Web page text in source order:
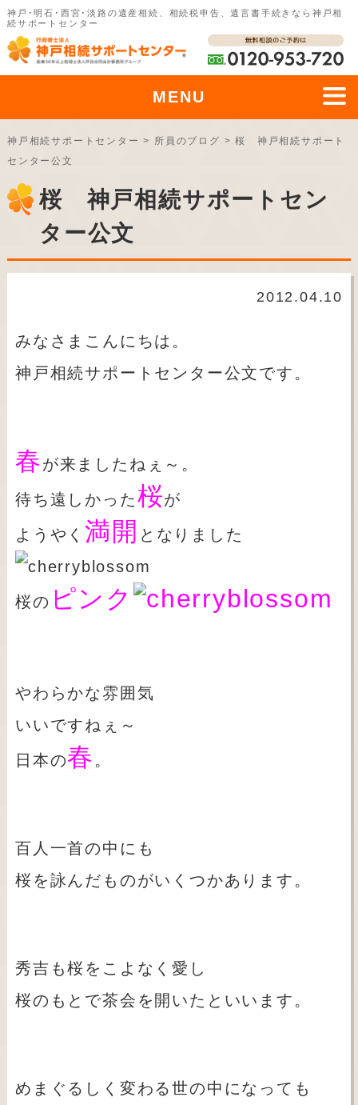
神戸･明石･西宮･淡路の遺産相続、相続税申告、遺言書手続きなら神戸相
続サポートセンター
MENU
神戸相続サポートセンター > 所員のブログ >桜 神戸相続サポート
センター公文
桜 神戸相続サポートセン
ター公文
2012.04.10
みなさまこんにちは。
神戸相続サポートセンター公文です。
春が来ましたねぇ～。
待ち遠しかった桜が
ようやく 満開 となりました
桜の ピンク
やわらかな雰囲気
いいですねぇ～
日本の春 。
百人一首の中にも
桜を詠んだものがいくつかあります。
秀吉も桜をこよなく愛し
桜のもとで茶会を開いたといいます。
めまぐるしく変わる世の中になっても